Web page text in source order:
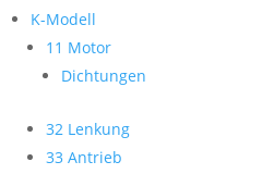
K-Modell
11 Motor
Dichtungen
32 Lenkung
33 Antrieb